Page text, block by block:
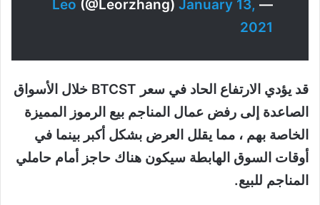
—
Leo (@Leorzhang) January 13,
2021
قد يؤدي الارتفاع الحاد في سعر BTCST خلال الأسواق
الصاعدة إلى رفض عمال المناجم بيع الرموز المميزة
الخاصة بهم ، مما يقلل العرض بشكل أكبر بينما في
أوقات السوق الهابطة سيكون هناك حاجز أمام حاملي
المناجم للبيع.